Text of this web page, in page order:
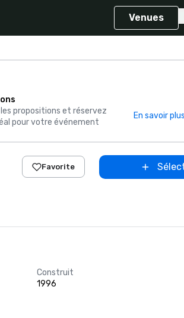
Venues
propositions et réservez
pour votre événement
En savoir plus
Favorite
Construit
1996